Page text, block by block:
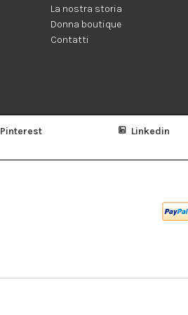
La nostra storia
Donna boutique
Contatti
Pinterest Linkedin